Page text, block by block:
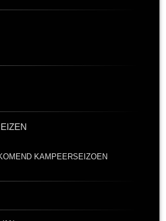
KAMPEERSEIZOEN